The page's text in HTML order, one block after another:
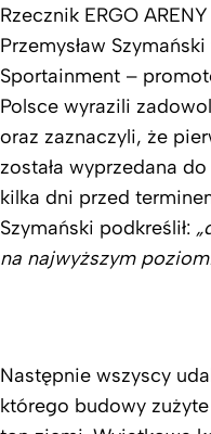
Rzecznik ERGO
Przemysław
Sportainment –
Polsce wyrazili
oraz zaznaczyli, że
została wyprzedana
kilka dni przed
Szymański podkreślił:
na najwyższym
Następnie wszyscy
którego budowy